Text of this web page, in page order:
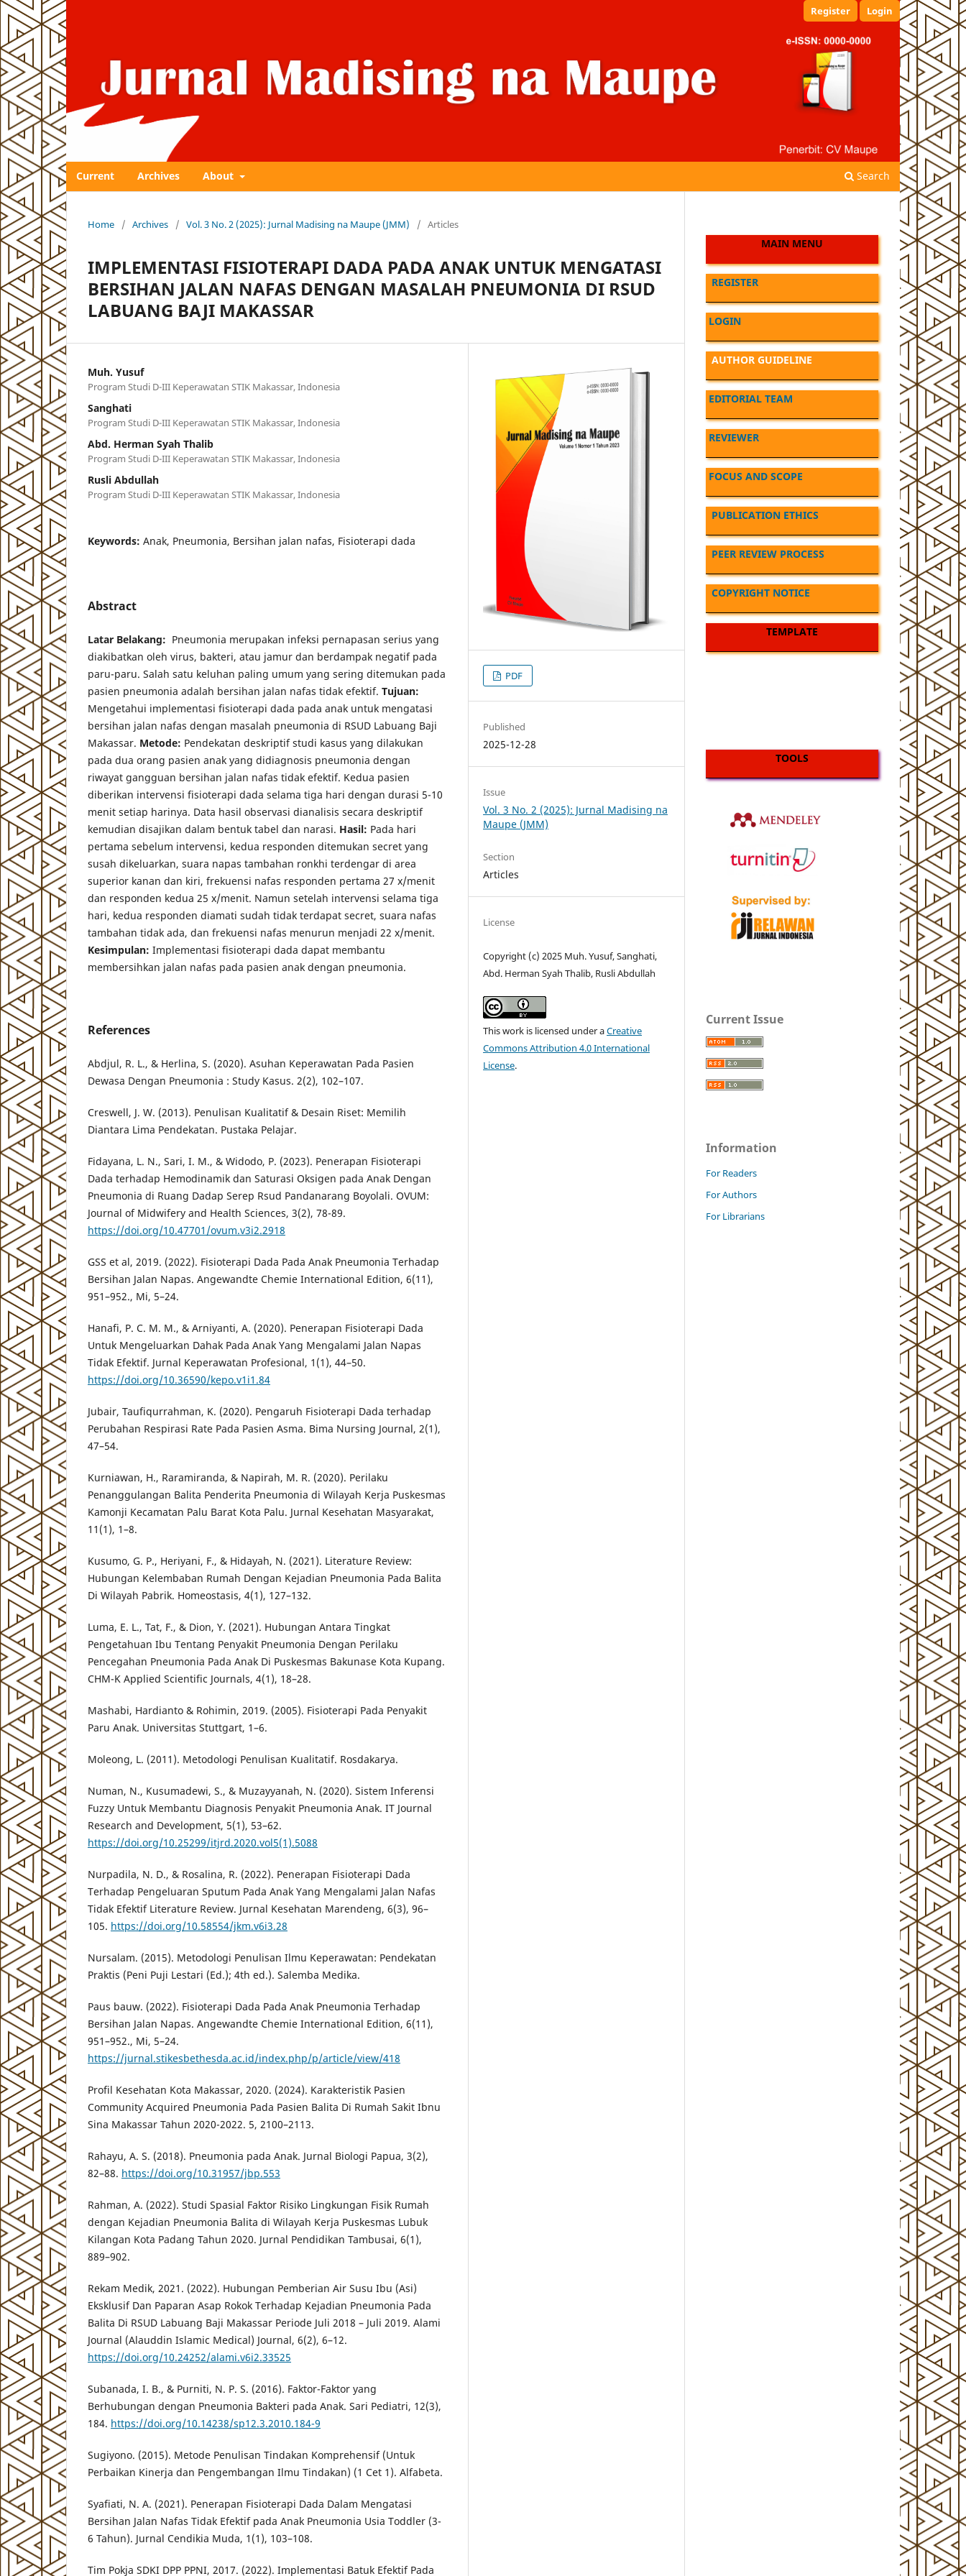
Current Archives About Search
Register Login
Home / Archives / Vol. 3 No. 2 (2025): Jurnal Madising na Maupe (JMM) / Articles
IMPLEMENTASI FISIOTERAPI DADA PADA ANAK UNTUK MENGATASI
BERSIHAN JALAN NAFAS DENGAN MASALAH PNEUMONIA DI RSUD
LABUANG BAJI MAKASSAR
Muh. Yusuf
Program Studi D-III Keperawatan STIK Makassar, Indonesia
Sanghati
Program Studi D-III Keperawatan STIK Makassar, Indonesia
Abd. Herman Syah Thalib
Program Studi D-III Keperawatan STIK Makassar, Indonesia
Rusli Abdullah
Program Studi D-III Keperawatan STIK Makassar, Indonesia
Keywords: Anak, Pneumonia, Bersihan jalan nafas, Fisioterapi dada
Abstract
Latar Belakang: Pneumonia merupakan infeksi pernapasan serius yang
diakibatkan oleh virus, bakteri, atau jamur dan berdampak negatif pada
paru-paru. Salah satu keluhan paling umum yang sering ditemukan pada
pasien pneumonia adalah bersihan jalan nafas tidak efektif. Tujuan:
Mengetahui implementasi fisioterapi dada pada anak untuk mengatasi
bersihan jalan nafas dengan masalah pneumonia di RSUD Labuang Baji
Makassar. Metode: Pendekatan deskriptif studi kasus yang dilakukan
pada dua orang pasien anak yang didiagnosis pneumonia dengan
riwayat gangguan bersihan jalan nafas tidak efektif. Kedua pasien
diberikan intervensi fisioterapi dada selama tiga hari dengan durasi 5-10
menit setiap harinya. Data hasil observasi dianalisis secara deskriptif
kemudian disajikan dalam bentuk tabel dan narasi. Hasil: Pada hari
pertama sebelum intervensi, kedua responden ditemukan secret yang
susah dikeluarkan, suara napas tambahan ronkhi terdengar di area
superior kanan dan kiri, frekuensi nafas responden pertama 27 x/menit
dan responden kedua 25 x/menit. Namun setelah intervensi selama tiga
hari, kedua responden diamati sudah tidak terdapat secret, suara nafas
tambahan tidak ada, dan frekuensi nafas menurun menjadi 22 x/menit.
Kesimpulan: Implementasi fisioterapi dada dapat membantu
membersihkan jalan nafas pada pasien anak dengan pneumonia.
References
Abdjul, R. L., & Herlina, S. (2020). Asuhan Keperawatan Pada Pasien
Dewasa Dengan Pneumonia : Study Kasus. 2(2), 102–107.
Creswell, J. W. (2013). Penulisan Kualitatif & Desain Riset: Memilih
Diantara Lima Pendekatan. Pustaka Pelajar.
Fidayana, L. N., Sari, I. M., & Widodo, P. (2023). Penerapan Fisioterapi
Dada terhadap Hemodinamik dan Saturasi Oksigen pada Anak Dengan
Pneumonia di Ruang Dadap Serep Rsud Pandanarang Boyolali. OVUM:
Journal of Midwifery and Health Sciences, 3(2), 78-89.
https://doi.org/10.47701/ovum.v3i2.2918
GSS et al, 2019. (2022). Fisioterapi Dada Pada Anak Pneumonia Terhadap
Bersihan Jalan Napas. Angewandte Chemie International Edition, 6(11),
951–952., Mi, 5–24.
Hanafi, P. C. M. M., & Arniyanti, A. (2020). Penerapan Fisioterapi Dada
Untuk Mengeluarkan Dahak Pada Anak Yang Mengalami Jalan Napas
Tidak Efektif. Jurnal Keperawatan Profesional, 1(1), 44–50.
https://doi.org/10.36590/kepo.v1i1.84
Jubair, Taufiqurrahman, K. (2020). Pengaruh Fisioterapi Dada terhadap
Perubahan Respirasi Rate Pada Pasien Asma. Bima Nursing Journal, 2(1),
47–54.
Kurniawan, H., Raramiranda, & Napirah, M. R. (2020). Perilaku
Penanggulangan Balita Penderita Pneumonia di Wilayah Kerja Puskesmas
Kamonji Kecamatan Palu Barat Kota Palu. Jurnal Kesehatan Masyarakat,
11(1), 1–8.
Kusumo, G. P., Heriyani, F., & Hidayah, N. (2021). Literature Review:
Hubungan Kelembaban Rumah Dengan Kejadian Pneumonia Pada Balita
Di Wilayah Pabrik. Homeostasis, 4(1), 127–132.
Luma, E. L., Tat, F., & Dion, Y. (2021). Hubungan Antara Tingkat
Pengetahuan Ibu Tentang Penyakit Pneumonia Dengan Perilaku
Pencegahan Pneumonia Pada Anak Di Puskesmas Bakunase Kota Kupang.
CHM-K Applied Scientific Journals, 4(1), 18–28.
Mashabi, Hardianto & Rohimin, 2019. (2005). Fisioterapi Pada Penyakit
Paru Anak. Universitas Stuttgart, 1–6.
Moleong, L. (2011). Metodologi Penulisan Kualitatif. Rosdakarya.
Numan, N., Kusumadewi, S., & Muzayyanah, N. (2020). Sistem Inferensi
Fuzzy Untuk Membantu Diagnosis Penyakit Pneumonia Anak. IT Journal
Research and Development, 5(1), 53–62.
https://doi.org/10.25299/itjrd.2020.vol5(1).5088
Nurpadila, N. D., & Rosalina, R. (2022). Penerapan Fisioterapi Dada
Terhadap Pengeluaran Sputum Pada Anak Yang Mengalami Jalan Nafas
Tidak Efektif Literature Review. Jurnal Kesehatan Marendeng, 6(3), 96–
105. https://doi.org/10.58554/jkm.v6i3.28
Nursalam. (2015). Metodologi Penulisan Ilmu Keperawatan: Pendekatan
Praktis (Peni Puji Lestari (Ed.); 4th ed.). Salemba Medika.
Paus bauw. (2022). Fisioterapi Dada Pada Anak Pneumonia Terhadap
Bersihan Jalan Napas. Angewandte Chemie International Edition, 6(11),
951–952., Mi, 5–24.
https://jurnal.stikesbethesda.ac.id/index.php/p/article/view/418
Profil Kesehatan Kota Makassar, 2020. (2024). Karakteristik Pasien
Community Acquired Pneumonia Pada Pasien Balita Di Rumah Sakit Ibnu
Sina Makassar Tahun 2020-2022. 5, 2100–2113.
Rahayu, A. S. (2018). Pneumonia pada Anak. Jurnal Biologi Papua, 3(2),
82–88. https://doi.org/10.31957/jbp.553
Rahman, A. (2022). Studi Spasial Faktor Risiko Lingkungan Fisik Rumah
dengan Kejadian Pneumonia Balita di Wilayah Kerja Puskesmas Lubuk
Kilangan Kota Padang Tahun 2020. Jurnal Pendidikan Tambusai, 6(1),
889–902.
Rekam Medik, 2021. (2022). Hubungan Pemberian Air Susu Ibu (Asi)
Eksklusif Dan Paparan Asap Rokok Terhadap Kejadian Pneumonia Pada
Balita Di RSUD Labuang Baji Makassar Periode Juli 2018 – Juli 2019. Alami
Journal (Alauddin Islamic Medical) Journal, 6(2), 6–12.
https://doi.org/10.24252/alami.v6i2.33525
Subanada, I. B., & Purniti, N. P. S. (2016). Faktor-Faktor yang
Berhubungan dengan Pneumonia Bakteri pada Anak. Sari Pediatri, 12(3),
184. https://doi.org/10.14238/sp12.3.2010.184-9
Sugiyono. (2015). Metode Penulisan Tindakan Komprehensif (Untuk
Perbaikan Kinerja dan Pengembangan Ilmu Tindakan) (1 Cet 1). Alfabeta.
Syafiati, N. A. (2021). Penerapan Fisioterapi Dada Dalam Mengatasi
Bersihan Jalan Nafas Tidak Efektif pada Anak Pneumonia Usia Toddler (3-
6 Tahun). Jurnal Cendikia Muda, 1(1), 103–108.
Tim Pokja SDKI DPP PPNI, 2017. (2022). Implementasi Batuk Efektif Pada
PDF
Published
2025-12-28
Issue
Vol. 3 No. 2 (2025): Jurnal Madising na
Maupe (JMM)
Section
Articles
License
Copyright (c) 2025 Muh. Yusuf, Sanghati,
Abd. Herman Syah Thalib, Rusli Abdullah
This work is licensed under aCreative
Commons Attribution 4.0 International
License.
MAIN MENU
REGISTER
LOGIN
AUTHOR GUIDELINE
EDITORIAL TEAM
REVIEWER
FOCUS AND SCOPE
PUBLICATION ETHICS
PEER REVIEW PROCESS
COPYRIGHT NOTICE
TEMPLATE
TOOLS
Current Issue
Information
For Readers
For Authors
For Librarians